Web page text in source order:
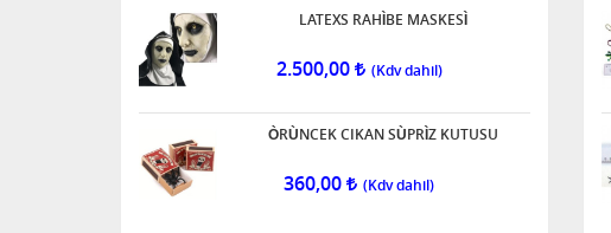
LATEXS RAHÌBE MASKESÌ
2.500,00
ÒRÙNCEK CIKAN SÙPRÌZ KUTUSU
360,00